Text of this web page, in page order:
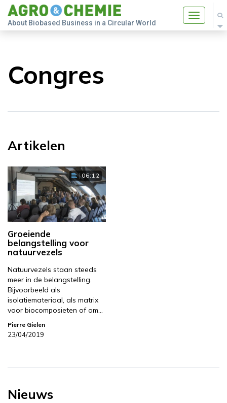
Toggle
About Biobased Business in a Circular World
Congres
Artikelen
06:12
Groeiende
belangstelling voor
natuurvezels
Natuurvezels staan steeds
meer in de belangstelling.
Bijvoorbeeld als
isolatiemateriaal, als matrix
voor biocomposieten of om…
Pierre Gielen
23/04/2019
Nieuws